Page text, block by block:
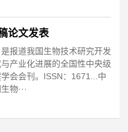
论文发表
报道我国生物技术研究开发
产业化进展的全国性中央级
会会刊。ISSN：1671...中
物···